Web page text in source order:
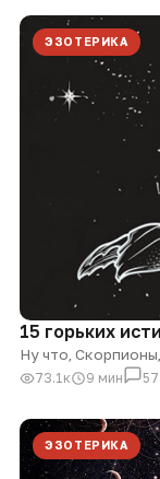
ЭЗОТЕРИКА
15 горьких
Ну что,
73.1к 9 мин 57
ЭЗОТЕРИКА